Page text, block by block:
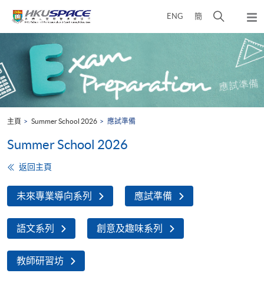
ENG 簡
開
面
彈
出
主
選
單
content
start
主頁 Summer School 2026 應試準備
Summer School 2026
返回主頁
未來專業導向系列 應試準備
語文系列 創意及趣味系列
教師研習坊